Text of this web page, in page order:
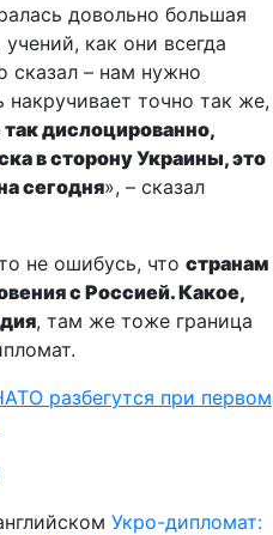
довольно большая
как они всегда
сказал – нам нужно
накручивает точно так же,
так дислоцированно,
в сторону Украины, это
сегодня», – сказал
не ошибусь, что странам
с Россией. Какое,
, там же тоже граница
разбегутся при первом
Укро-дипломат: